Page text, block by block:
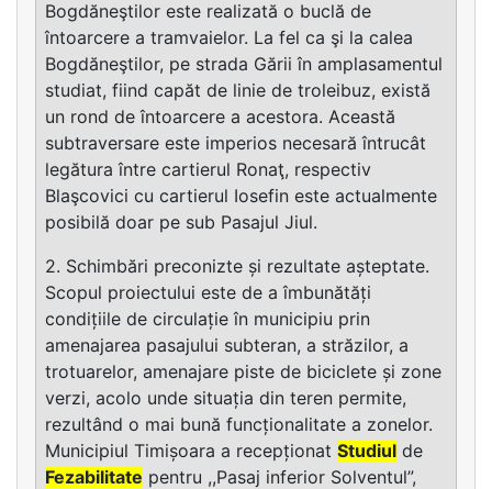
Bogdăneştilor este realizată o buclă de
întoarcere a tramvaielor. La fel ca şi la calea
Bogdăneştilor, pe strada Gării în amplasamentul
studiat, fiind capăt de linie de troleibuz, există
un rond de întoarcere a acestora. Această
subtraversare este imperios necesară întrucât
legătura între cartierul Ronaţ, respectiv
Blaşcovici cu cartierul Iosefin este actualmente
posibilă doar pe sub Pasajul Jiul.
2. Schimbări preconizte și rezultate așteptate.
Scopul proiectului este de a îmbunătăți
condițiile de circulație în municipiu prin
amenajarea pasajului subteran, a străzilor, a
trotuarelor, amenajare piste de biciclete și zone
verzi, acolo unde situația din teren permite,
rezultând o mai bună funcționalitate a zonelor.
Municipiul Timișoara a recepționat Studiul de
Fezabilitate pentru ,,Pasaj inferior Solventul”,